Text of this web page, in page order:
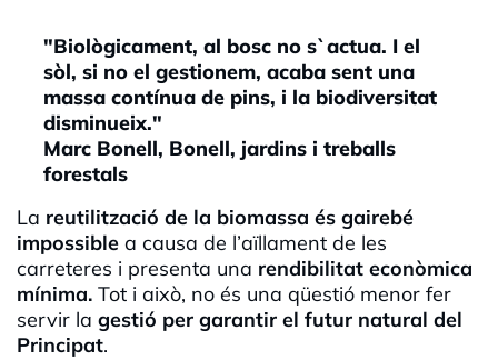
"Biològicament, al bosc no s`actua. I el
sòl, si no el gestionem, acaba sent una
massa contínua de pins, i la biodiversitat
disminueix."
Marc Bonell, Bonell, jardins i treballs
forestals
La reutilització de la biomassa és gairebé
impossible a causa de l’aïllament de les
carreteres i presenta una rendibilitat econòmica
mínima. Tot i això, no és una qüestió menor fer
servir la gestió per garantir el futur natural del
Principat.